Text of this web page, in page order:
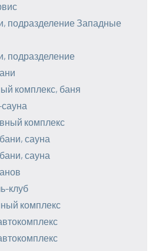
подразделение Западные
подразделение
комплекс, баня
комплекс
сауна
сауна
клуб
комплекс